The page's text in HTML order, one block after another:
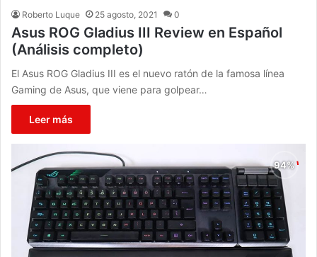
Roberto Luque 25 agosto, 2021 0
Asus ROG Gladius III Review en Español
(Análisis completo)
El Asus ROG Gladius III es el nuevo ratón de la famosa línea
Gaming de Asus, que viene para golpear…
Leer más